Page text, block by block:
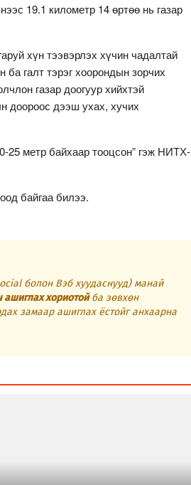
19.1 километр 14 өртөө нь газар
хүн тээвэрлэх хүчин чадалтай
ба галт тэрэг хоорондын зорчих
газар доогуур хийхтэй
доороос дээш ухах, хучих
25 метр байхаар тооцсон” гэж НИТХ-
байгаа билээ.
болон Вэб хуудаснууд) манай
ашиглах хориотойба зөвхөн
замаар ашиглах ёстойг анхаарна